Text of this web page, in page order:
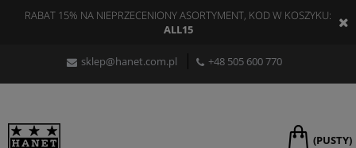
RABAT 15% NA NIEPRZECENIONY ASORTYMENT, KOD W KOSZYKU:
ALL15
sklep@hanet.com.pl +48 505 600 770
(PUSTY)